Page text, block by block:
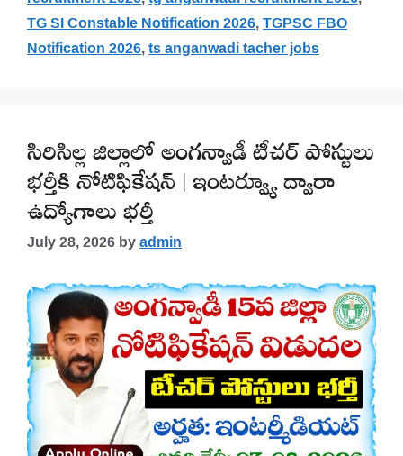
TG SI Constable Notification 2026,TGPSC FBO
Notification 2026,ts anganwadi tacher jobs
సిరిసిల్ల జిల్లాలో అంగన్వాడీ టీచర్ పోస్టులు
భర్తీకి నోటిఫికేషన్ | ఇంటర్వ్యూ ద్వారా
ఉద్యోగాలు భర్తీ
July 28, 2026byadmin